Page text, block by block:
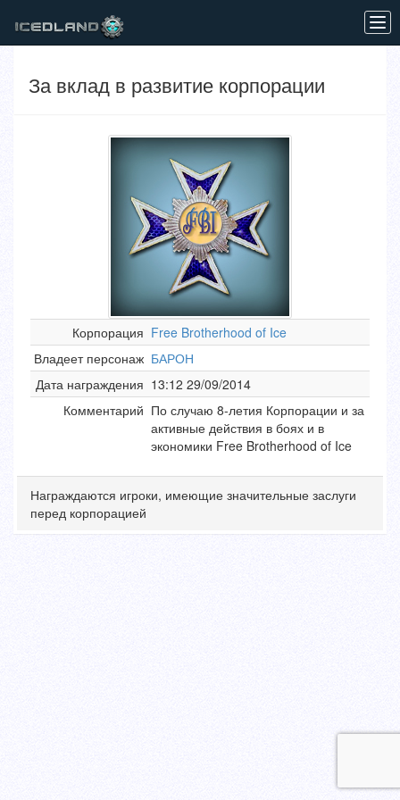
За вклад в развитие корпорации
Корпорация Free Brotherhood of Ice
Владеет персонаж БАРОН
Дата награждения 13:12 29/09/2014
Комментарий По случаю 8-летия Корпорации и за
активные действия в боях и в
экономики Free Brotherhood of Ice
Награждаются игроки, имеющие значительные заслуги
перед корпорацией